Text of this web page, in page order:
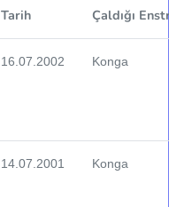
Tarih Çaldığı
16.07.2002 Konga
14.07.2001 Konga